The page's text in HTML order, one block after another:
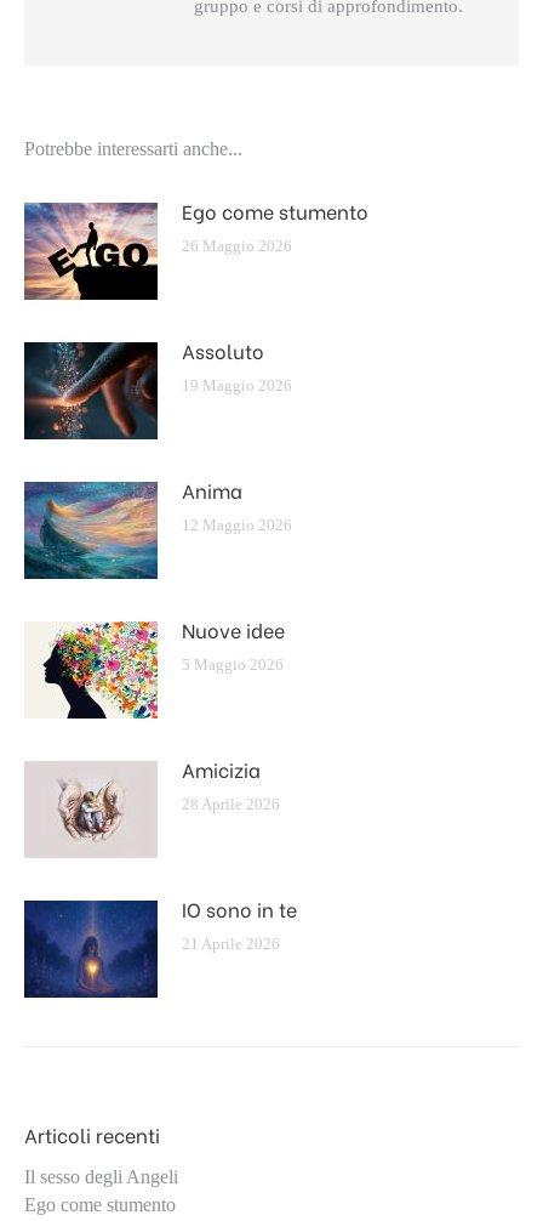
gruppo e corsi di approfondimento.
Potrebbe interessarti anche...
Ego come stumento
26 Maggio 2026
Assoluto
19 Maggio 2026
Anima
12 Maggio 2026
Nuove idee
5 Maggio 2026
Amicizia
28 Aprile 2026
IO sono in te
21 Aprile 2026
Articoli recenti
Il sesso degli Angeli
Ego come stumento